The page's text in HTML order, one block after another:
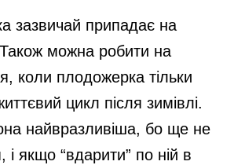
зазвичай припадає на
Також можна робити на
коли плодожерка тільки
цикл після зимівлі.
найвразливіша, бо ще не
і якщо “вдарити” по ній в